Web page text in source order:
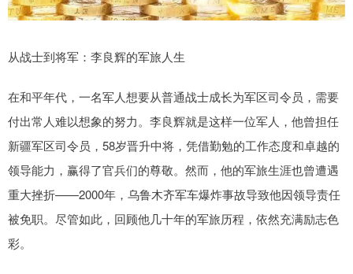
从战士到将军：李良辉的军旅人生
在和平年代，一名军人想要从普通战士成长为军区司令员，需要
付出常人难以想象的努力。李良辉就是这样一位军人，他曾担任
新疆军区司令员，58岁晋升中将，凭借勤勉的工作态度和卓越的
领导能力，赢得了官兵们的尊敬。然而，他的军旅生涯也曾遭遇
重大挫折——2000年，乌鲁木齐军车爆炸事故导致他因领导责任
被免职。尽管如此，回顾他几十年的军旅历程，依然充满励志色
彩。